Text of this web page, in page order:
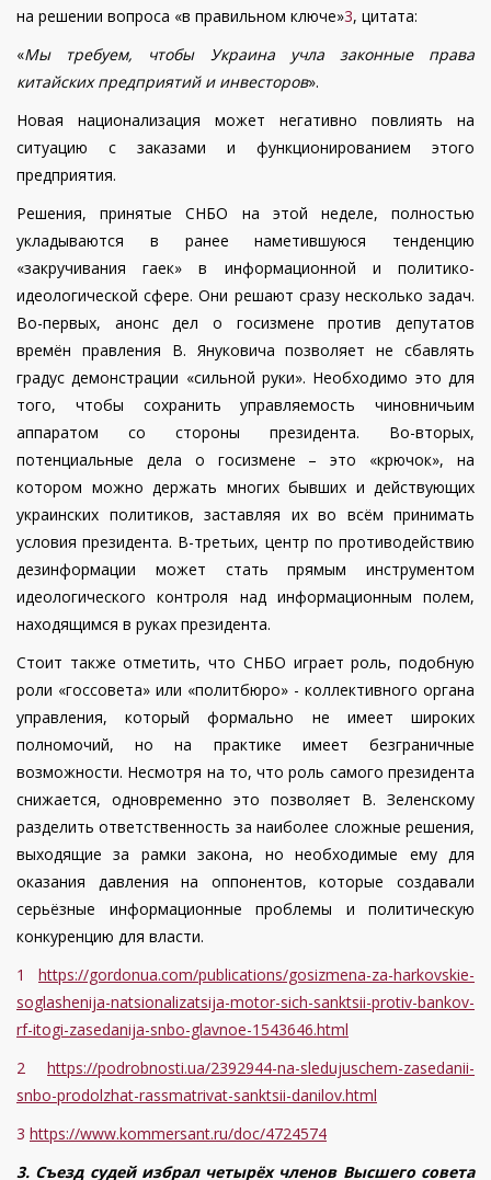
на решении вопроса «в правильном ключе»3, цитата:
«Мы требуем, чтобы Украина учла законные права
китайских предприятий и инвесторов».
Новая национализация может негативно повлиять на
ситуацию с заказами и функционированием этого
предприятия.
Решения, принятые СНБО на этой неделе, полностью
укладываются в ранее наметившуюся тенденцию
«закручивания гаек» в информационной и политико-
идеологической сфере. Они решают сразу несколько задач.
Во-первых, анонс дел о госизмене против депутатов
времён правления В. Януковича позволяет не сбавлять
градус демонстрации «сильной руки». Необходимо это для
того, чтобы сохранить управляемость чиновничьим
аппаратом со стороны президента. Во-вторых,
потенциальные дела о госизмене – это «крючок», на
котором можно держать многих бывших и действующих
украинских политиков, заставляя их во всём принимать
условия президента. В-третьих, центр по противодействию
дезинформации может стать прямым инструментом
идеологического контроля над информационным полем,
находящимся в руках президента.
Стоит также отметить, что СНБО играет роль, подобную
роли «госсовета» или «политбюро» - коллективного органа
управления, который формально не имеет широких
полномочий, но на практике имеет безграничные
возможности. Несмотря на то, что роль самого президента
снижается, одновременно это позволяет В. Зеленскому
разделить ответственность за наиболее сложные решения,
выходящие за рамки закона, но необходимые ему для
оказания давления на оппонентов, которые создавали
серьёзные информационные проблемы и политическую
конкуренцию для власти.
1
https://gordonua.com/publications/gosizmena-za-harkovskie-
soglashenija-natsionalizatsija-motor-sich-sanktsii-protiv-bankov-
rf-itogi-zasedanija-snbo-glavnoe-1543646.html
2
https://podrobnosti.ua/2392944-na-sledujuschem-zasedanii-
snbo-prodolzhat-rassmatrivat-sanktsii-danilov.html
3 https://www.kommersant.ru/doc/4724574
3. Съезд судей избрал четырёх членов Высшего совета